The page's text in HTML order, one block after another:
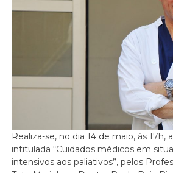
Realiza-se, no dia 14 de maio, às 17h,
intitulada “Cuidados médicos em
intensivos aos paliativos”, pelos